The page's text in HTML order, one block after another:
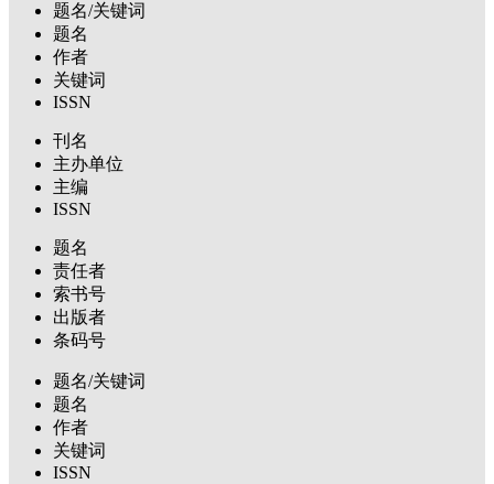
题名/关键词
题名
作者
关键词
ISSN
刊名
主办单位
主编
ISSN
题名
责任者
索书号
出版者
条码号
题名/关键词
题名
作者
关键词
ISSN